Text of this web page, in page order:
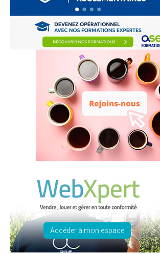
Accéder à mon espace